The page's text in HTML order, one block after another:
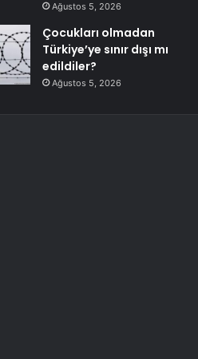
Ağustos 5, 2026
Çocukları olmadan
Türkiye’ye sınır dışı mı
edildiler?
Ağustos 5, 2026